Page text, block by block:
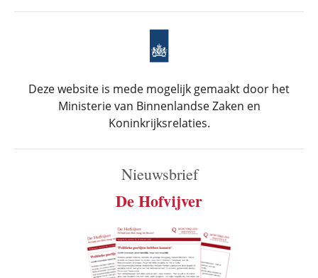
Deze website is mede mogelijk gemaakt door het
Ministerie van Binnenlandse Zaken en
Koninkrijksrelaties.
Nieuwsbrief
De Hofvijver